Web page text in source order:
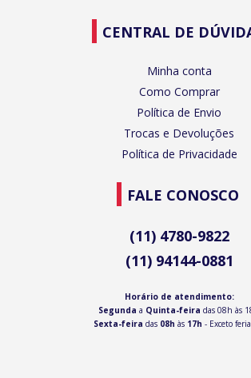
CENTRAL DE
Minha conta
Como Comprar
Política de Envio
Trocas e Devoluções
Política de Privacidade
FALE CONOSCO
(11) 4780-9822
(11) 94144-0881
Horário de atendimento:
Segunda a Quinta-feira das 08h às
Sexta-feira das 08h às 17h - Exceto